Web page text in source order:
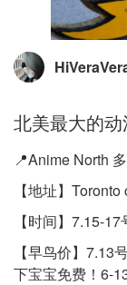
北美最大的
📍Anime North
【地址】
【时间】7.15-
【早鸟价】
下宝宝免费！6-